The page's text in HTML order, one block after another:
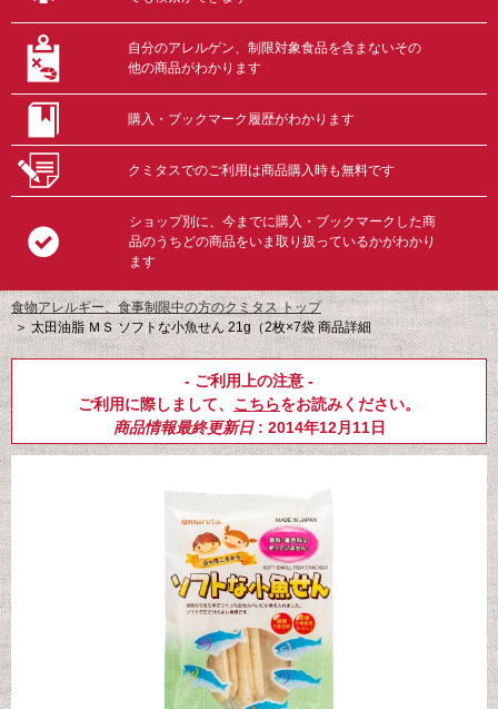
自分のアレルゲン、制限対象食品を含まないその
他の商品がわかります
購入・ブックマーク履歴がわかります
クミタスでのご利用は商品購入時も無料です
ショップ別に、今までに購入・ブックマークした商
品のうちどの商品をいま取り扱っているかがわかり
ます
食物アレルギー、食事制限中の方のクミタス トップ
＞太田油脂 ＭＳ ソフトな小魚せん 21g（2枚×7袋 商品詳細
- ご利用上の注意 -
ご利用に際しまして、 こちらをお読みください。
商品情報最終更新日: 2014年12月11日